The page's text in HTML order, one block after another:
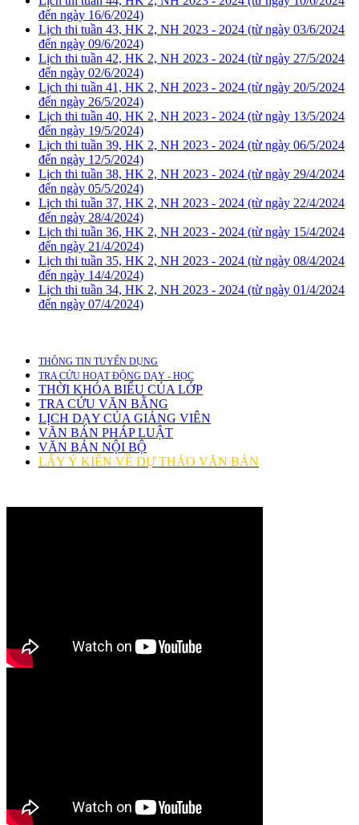
đến ngày 16/6/2024)
Lịch thi tuần 43, HK 2, NH 2023 - 2024 (từ ngày 03/6/2024
đến ngày 09/6/2024)
Lịch thi tuần 42, HK 2, NH 2023 - 2024 (từ ngày 27/5/2024
đến ngày 02/6/2024)
Lịch thi tuần 41, HK 2, NH 2023 - 2024 (từ ngày 20/5/2024
đến ngày 26/5/2024)
Lịch thi tuần 40, HK 2, NH 2023 - 2024 (từ ngày 13/5/2024
đến ngày 19/5/2024)
Lịch thi tuần 39, HK 2, NH 2023 - 2024 (từ ngày 06/5/2024
đến ngày 12/5/2024)
Lịch thi tuần 38, HK 2, NH 2023 - 2024 (từ ngày 29/4/2024
đến ngày 05/5/2024)
Lịch thi tuần 37, HK 2, NH 2023 - 2024 (từ ngày 22/4/2024
đến ngày 28/4/2024)
Lịch thi tuần 36, HK 2, NH 2023 - 2024 (từ ngày 15/4/2024
đến ngày 21/4/2024)
Lịch thi tuần 35, HK 2, NH 2023 - 2024 (từ ngày 08/4/2024
đến ngày 14/4/2024)
Lịch thi tuần 34, HK 2, NH 2023 - 2024 (từ ngày 01/4/2024
đến ngày 07/4/2024)
THÔNG TIN TUYỂN DỤNG
TRA CỨU HOẠT ĐỘNG DẠY - HỌC
THỜI KHÓA BIỂU CỦA LỚP
TRA CỨU VĂN BẰNG
LỊCH DẠY CỦA GIẢNG VIÊN
VĂN BẢN PHÁP LUẬT
VĂN BẢN NỘI BỘ
LẤY Ý KIẾN VỀ DỰ THẢO VĂN BẢN